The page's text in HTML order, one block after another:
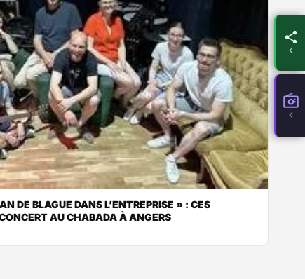
DE BLAGUE DANS L’ENTREPRISE » : CES
AU CHABADA À ANGERS